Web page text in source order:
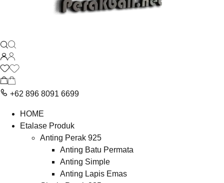
+62 896 8091 6699
HOME
Etalase Produk
Anting Perak 925
Anting Batu Permata
Anting Simple
Anting Lapis Emas